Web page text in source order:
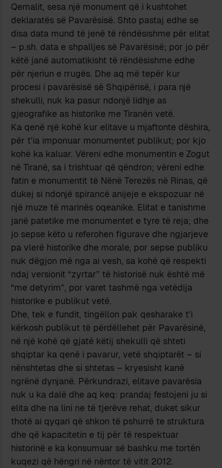
Qemalit, sesa një monument që i kushtohet
deklaratës së Pavarësisë. Shto pastaj edhe se
disa data mund të jenë të rëndësishme për elitat
– p.sh. data e shpalljes së Pavarësisë; por jo për
këtë janë automatikisht të rëndësishme edhe
për njeriun e rrugës. Dhe aq më tepër kur
procesi i pavarësisë së Shqipërisë, i para një
shekulli, nuk ka pasur ndonjë lidhje as
gjeografike as historike me Tiranën vetë.
Ka qenë një kohë kur elitave u mjaftonte dëshira,
për t’ia imponuar monumentet publikut; por kjo
kohë ka kaluar. Vëreni edhe monumentin e Zogut
në Tiranë, sa i trishtuar që qëndron; vëreni edhe
fatin e monumentit të Nënë Terezës në Rinas, që
dukej si ndonjë spirancë anijeje e ekspozuar në
një muze të marinës oqeanike. Elitat e tanishme
janë patetike me monumentet e tyre të reja; dhe
jo sepse këto u referohen figurave dhe ngjarjeve
pa vlerë historike dhe morale, por sepse publiku
nuk dëgjon më nga ai vesh, sa kohë që respekti
ndaj versionit “zyrtar” të historisë nuk është më
“me detyrim”, por varet tashmë nga vetëdija
historike e publikut vetë.
Dhe, tek e fundit, tingëllon pak qesharake t’i
kërkosh publikut të përdëllehet për Pavarësinë,
në një kohë që gjatë këtij shekulli që shteti
shqiptar ka qenë i pavarur, vetë shqiptarët – si
nënshtetas dhe si shtetas – kryesisht kanë
ngrënë dynjanë. Përkundrazi, elitave pavarësia
nuk u ka dalë dhe aq keq: prandaj festojeni ju si
elita dhe na lini ne të tjerëve rehat, duket sikur
thotë ai qyqari që shkon të pshurrë te struktura
dhe që kapacitetin e tij për të respektuar
historinë e ka konsumuar së bashku me tortën
kuqezi që hëngri në nëntor të vitit 2012.